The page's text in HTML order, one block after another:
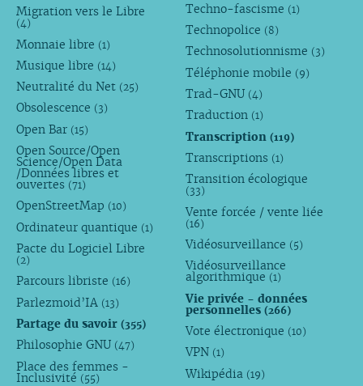
Migration vers le Libre
(4)
Monnaie libre (1)
Musique libre (14)
Neutralité du Net (25)
Obsolescence (3)
Open Bar (15)
Open Source/Open
Science/Open Data
/Données libres et
ouvertes (71)
OpenStreetMap (10)
Ordinateur quantique (1)
Pacte du Logiciel Libre
(2)
Parcours libriste (16)
Parlezmoid’IA (13)
Partage du savoir (355)
Philosophie GNU (47)
Place des femmes -
Inclusivité (55)
Techno-fascisme (1)
Technopolice (8)
Technosolutionnisme (3)
Téléphonie mobile (9)
Trad-GNU (4)
Traduction (1)
Transcription(119)
Transcriptions (1)
Transition écologique
(33)
Vente forcée / vente liée
(16)
Vidéosurveillance (5)
Vidéosurveillance
algorithmique (1)
Vie privée - données
personnelles(266)
Vote électronique (10)
VPN (1)
Wikipédia (19)